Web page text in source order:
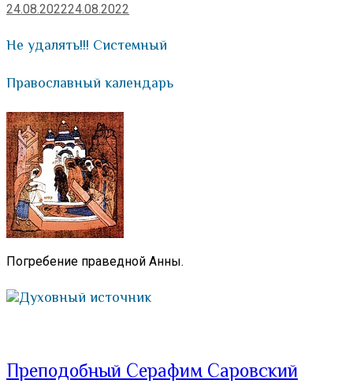
24.08.202224.08.2022
Не удалять!!! Системный
Православный календарь
Погребение праведной Анны.
Духовный источник
Преподобный Серафим Саровский